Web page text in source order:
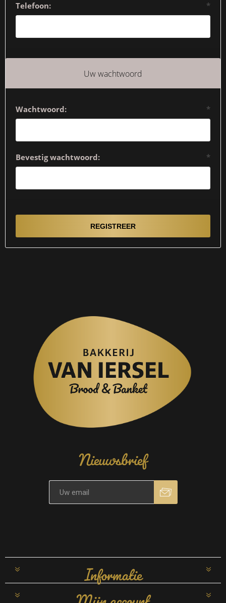
Telefoon: *
Uw wachtwoord
Wachtwoord: *
Bevestig wachtwoord: *
Nieuwsbrief
Informatie